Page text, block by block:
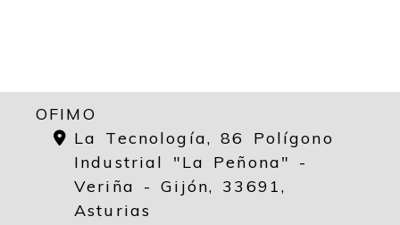
OFIMO
La Tecnología, 86 Polígono
Industrial "La Peñona" -
Veriña - Gijón, 33691,
Asturias